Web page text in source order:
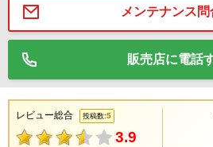
メンテナンス問
販売店に電話
レビュー総合 投稿数:5
3.9